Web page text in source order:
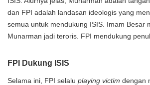
dan FPI adalah landasan ideologis yang
semua untuk mendukung ISIS. Imam Besar
Munarman jadi teroris. FPI mendukung
FPI Dukung ISIS
Selama ini, FPI selalu playing victim dengan